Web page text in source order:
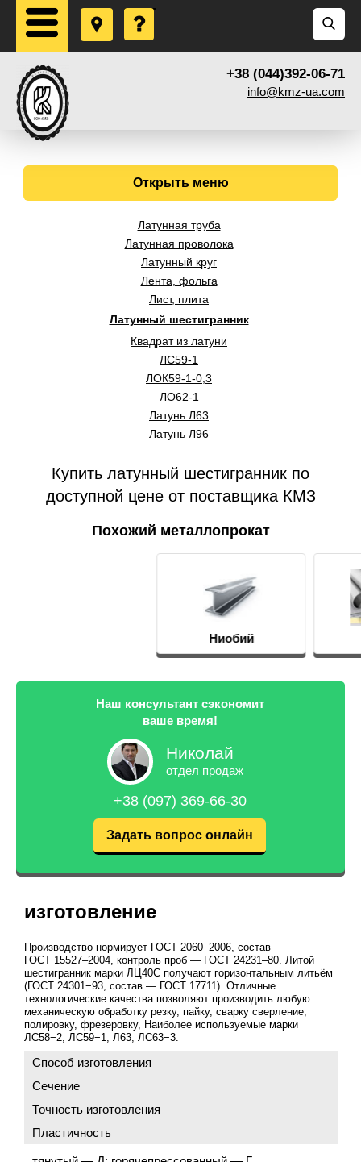
+38 (044)392-06-71
info@kmz-ua.com
Открыть меню
Латунная труба
Латунная проволока
Латунный круг
Лента, фольга
Лист, плита
Латунный шестигранник
Квадрат из латуни
ЛС59-1
ЛОК59-1-0,3
ЛО62-1
Латунь Л63
Латунь Л96
Купить латунный шестигранник по
доступной цене от поставщика КМЗ
Похожий металлопрокат
ПТ-7М
Наш консультант сэкономит
ваше время!
Николай
отдел продаж
+38 (097) 369-66-30
Задать вопрос онлайн
изготовление
Производство нормирует ГОСТ 2060–2006, состав —
ГОСТ 15527–2004, контроль проб — ГОСТ 24231–80. Литой
шестигранник марки ЛЦ40С получают горизонтальным литьём
(ГОСТ 24301−93, состав — ГОСТ 17711 ). Отличные
технологические качества позволяют производить любую
механическую обработку резку, пайку, сварку сверление,
полировку, фрезеровку, Наиболее используемые марки
ЛС58−2, ЛС59−1, Л63, ЛС63−3.
Способ изготовления
Сечение
Точность изготовления
Пластичность